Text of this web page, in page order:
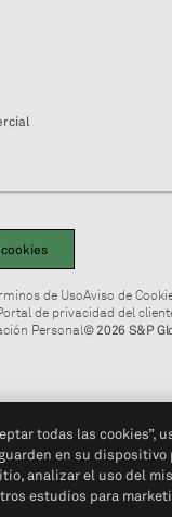
de UsoAviso de
de privacidad del
Personal© 2026 S&P
todas las cookies”,
en su dispositivo
analizar el uso del
estudios para